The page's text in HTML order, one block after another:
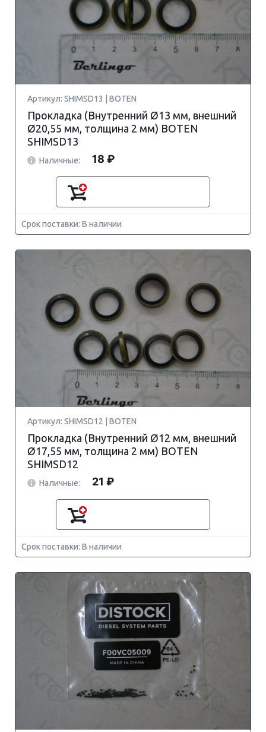
Артикул: SHIMSD13 | BOTEN
Прокладка (Внутренний Ø13 мм, внешний
Ø20,55 мм, толщина 2 мм) BOTEN
SHIMSD13
Наличные: 18 ₽
Срок поставки: В наличии
Артикул: SHIMSD12 | BOTEN
Прокладка (Внутренний Ø12 мм, внешний
Ø17,55 мм, толщина 2 мм) BOTEN
SHIMSD12
Наличные: 21 ₽
Срок поставки: В наличии